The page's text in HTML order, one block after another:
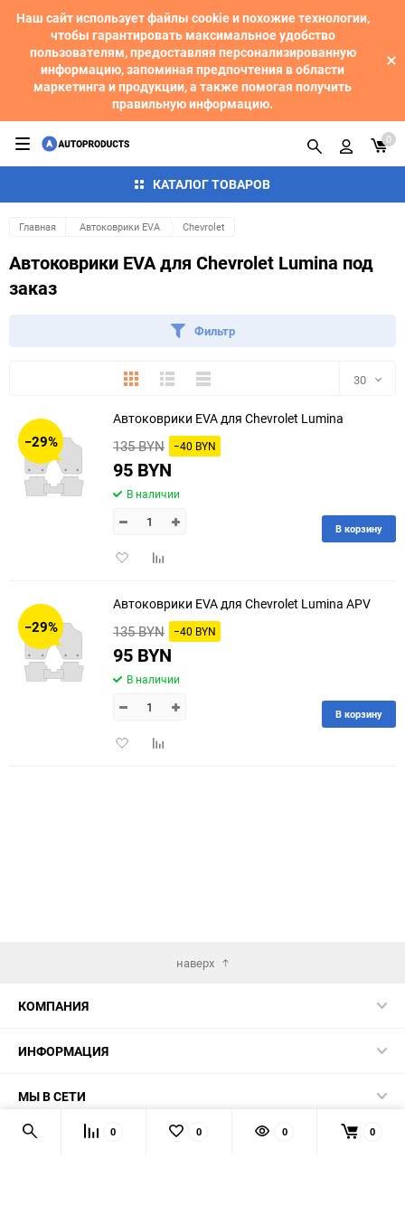
Наш сайт использует файлы cookie и похожие технологии,
чтобы гарантировать максимальное удобство
пользователям, предоставляя персонализированную
информацию, запоминая предпочтения в области
маркетинга и продукции, а также помогая получить
правильную информацию.
КАТАЛОГ ТОВАРОВ
0
Главная Автоковрики EVA Chevrolet
Автоковрики EVA для Chevrolet Lumina под
заказ
Фильтр
ПлиткаПодробноКомпактно 30
30
150
−29%
Автоковрики EVA для Chevrolet Lumina
135 BYN −40 BYN
95 BYN
В наличии
ДобавитьДобавить
В корзину
−29%
Автоковрики EVA для Chevrolet Lumina APV
135 BYN −40 BYN
95 BYN
В наличии
ДобавитьДобавить
В корзину
наверх
КОМПАНИЯ
ИНФОРМАЦИЯ
МЫ В СЕТИ
КОНТАКТЫ
0 0 0 0